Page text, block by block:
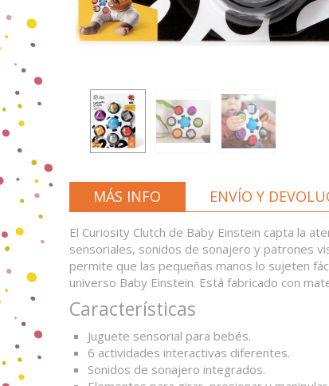
MÁS INFO ENVÍO Y
El Curiosity Clutch de Baby Einstein capta la
sensoriales, sonidos de sonajero y patrones
permite que las pequeñas manos lo sujeten
universo Baby Einstein. Está fabricado con
Características
Juguete sensorial para bebés.
6 actividades interactivas diferentes.
Sonidos de sonajero integrados.